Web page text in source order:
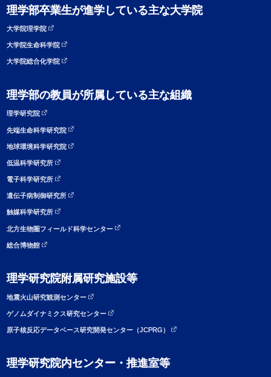
理学部卒業生が進学している主な大学院
大学院理学院
大学院生命科学院
大学院総合化学院
理学部の教員が所属している主な組織
理学研究院
先端生命科学研究院
地球環境科学研究院
低温科学研究所
電子科学研究所
遺伝子病制御研究所
触媒科学研究所
北方生物圏フィールド科学センター
総合博物館
理学研究院附属研究施設等
地震火山研究観測センター
ゲノムダイナミクス研究センター
原子核反応データベース研究開発センター（JCPRG）
理学研究院内センター・推進室等